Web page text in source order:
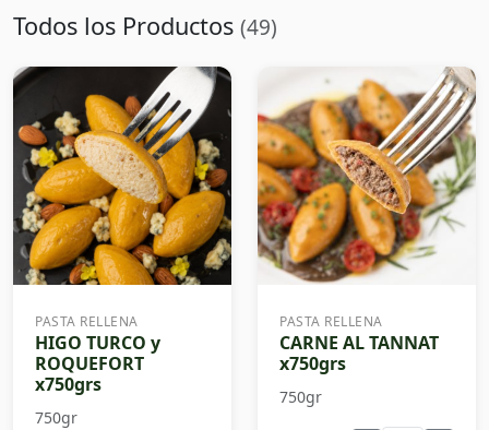
Todos los Productos (49)
PASTA RELLENA
HIGO TURCO y
ROQUEFORT
x750grs
750gr
PASTA RELLENA
CARNE AL TANNAT
x750grs
750gr